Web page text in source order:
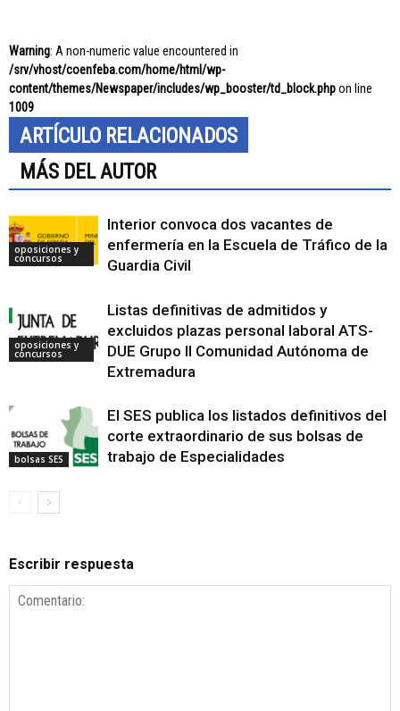
Warning: A non-numeric value encountered in
/srv/vhost/coenfeba.com/home/html/wp-
content/themes/Newspaper/includes/wp_booster/td_block.phpon line
1009
ARTÍCULO RELACIONADOS
MÁS DEL AUTOR
oposiciones y
concursos
Interior convoca dos vacantes de
enfermería en la Escuela de Tráfico de la
Guardia Civil
oposiciones y
concursos
Listas definitivas de admitidos y
excluidos plazas personal laboral ATS-
DUE Grupo II Comunidad Autónoma de
Extremadura
bolsas SES
El SES publica los listados definitivos del
corte extraordinario de sus bolsas de
trabajo de Especialidades
Escribir respuesta